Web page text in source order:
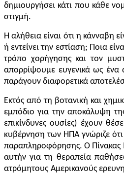
δημιουργήσει κάτι που κάθε
στιγμή.
Η αλήθεια είναι ότι η κάνναβη
ή εντείνει την εστίαση; Ποια
τρόπο χορήγησης και τον
απορρίψουμε ευγενικά ως ένα
παράγουν διαφορετικά
Εκτός από τη βοτανική και
εμπόδιο για την αποκάλυψη
επικίνδυνες ουσίες) έχουν
κυβέρνηση των ΗΠΑ γνώριζε ότι
παραπληροφόρησης. Ο Πίνακας I
αυτήν για τη θεραπεία
ατρόμητους Αμερικανούς